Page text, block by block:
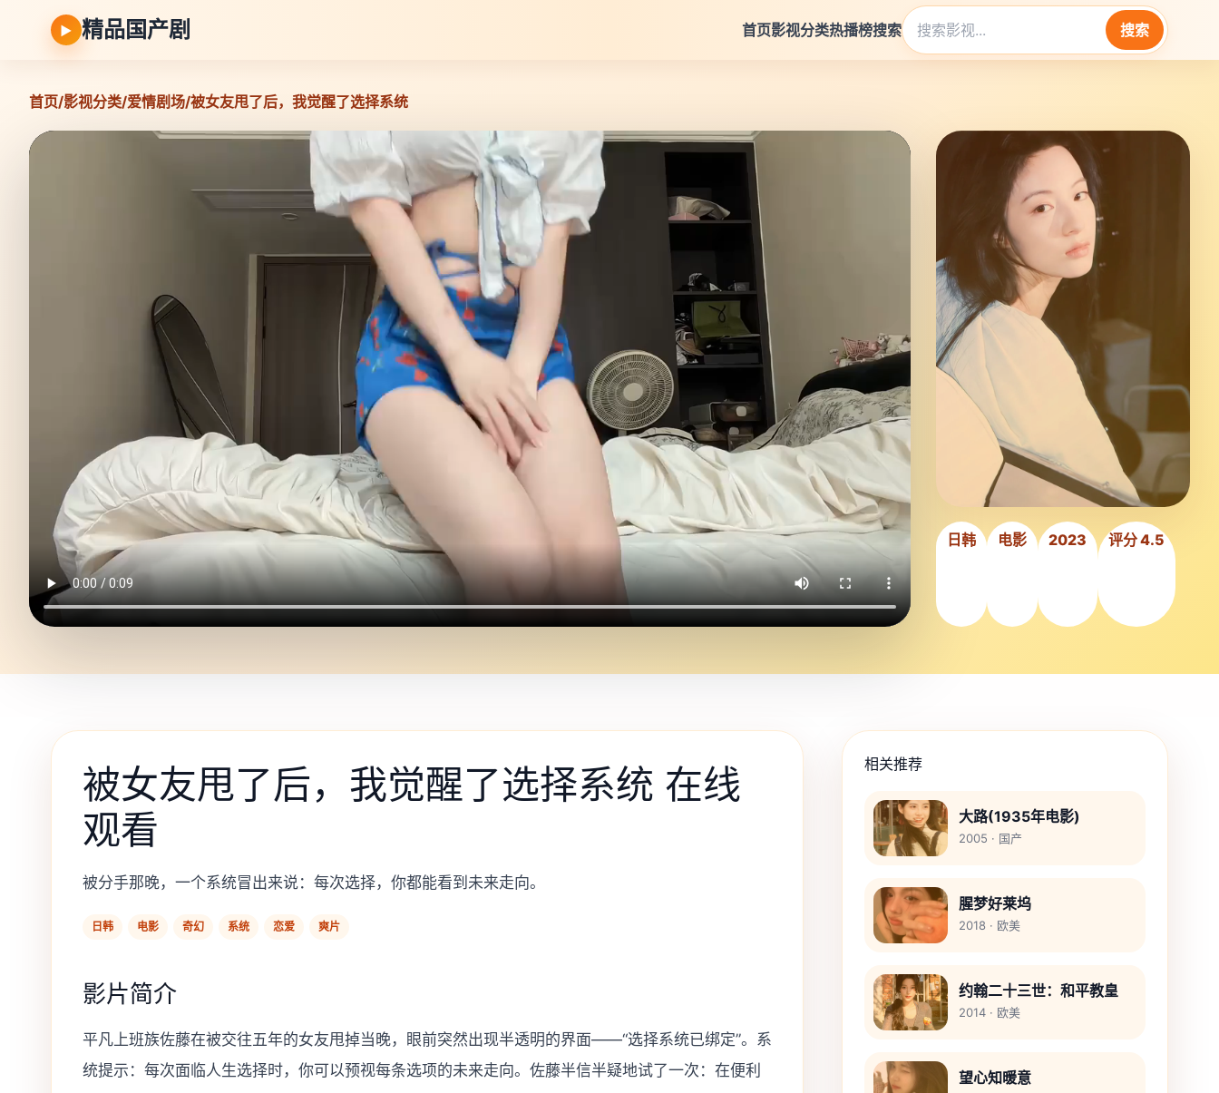
▶ 精品国产剧 首页影视分类热播榜搜索 搜索
首页/影视分类/爱情剧场/被女友甩了后，我觉醒了选择系统
日韩 电影 2023 评分 4.5
被女友甩了后，我觉醒了选择系统 在线
观看
被分手那晚，一个系统冒出来说：每次选择，你都能看到未来走向。
日韩 电影 奇幻 系统 恋爱 爽片
影片简介
平凡上班族佐藤在被交往五年的女友甩掉当晚，眼前突然出现半透明的界面——“选择系统已绑定”。系
统提示：每次面临人生选择时，你可以预视每条选项的未来走向。佐藤半信半疑地试了一次：在便利
相关推荐
大路(1935年电影)
2005 · 国产
腥梦好莱坞
2018 · 欧美
约翰二十三世：和平教皇
2014 · 欧美
望心知暖意